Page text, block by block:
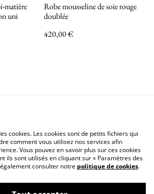
matière
uni
Robe mousseline de soie rouge
doublée
420,00 €
Mentions légales
Politique de Cookies
cookies. Les cookies sont de petits fichiers qui
comment vous utilisez nos services afin
Vous pouvez en savoir plus sur ces cookies
ils sont utilisés en cliquant sur « Paramètres des
consulter notre politique de cookies.